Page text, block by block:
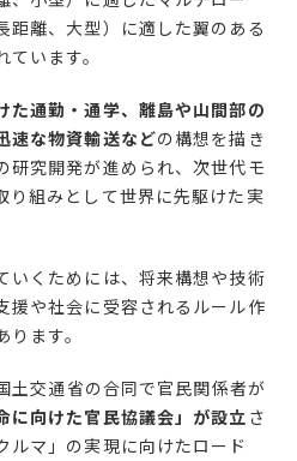
距離、大型）に適した翼のある
います。
た通勤・通学、離島や山間部の
速な物資輸送などの構想を描き
研究開発が進められ、次世代モ
り組みとして世界に先駆けた実
いくためには、将来構想や技術
援や社会に受容されるルール作
ます。
土交通省の合同で官民関係者が
に向けた官民協議会」が設立 さ
ルマ」の実現に向けたロード